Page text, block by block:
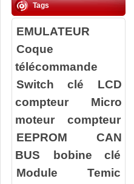
Tags
EMULATEUR
Coque
télécommande
Switch clé
LCD
compteur
Micro
moteur compteur
EEPROM
CAN
BUS
bobine clé
Module Temic